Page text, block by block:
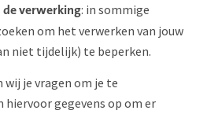
de verwerking: in sommige
om het verwerken van jouw
niet tijdelijk) te beperken.
wij je vragen om je te
hiervoor gegevens op om er